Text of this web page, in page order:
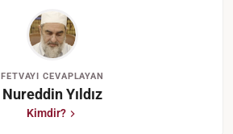
FETVAYI CEVAPLAYAN
Nureddin Yıldız
Kimdir?